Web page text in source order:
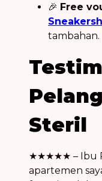
🎉 Free
tambahan.
Steril
★★★★★ – Ibu
apartemen